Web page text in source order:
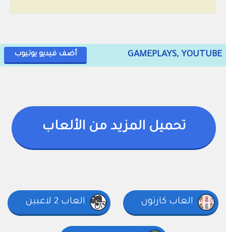
GAMEPLAYS, YOUTUBE أضف فيديو يوتيوب
تحميل المزيد من الألعاب
العاب كارتون العاب 2 لاعبين